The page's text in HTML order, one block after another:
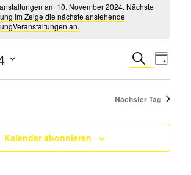
am 10. November 2024. Nächste
im Zeige dienächste anstehende
an.
Such-
Suche
Tag
Nächster Tag
Kalender abonnieren